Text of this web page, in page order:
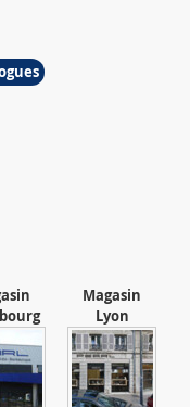
Magasin
Lyon